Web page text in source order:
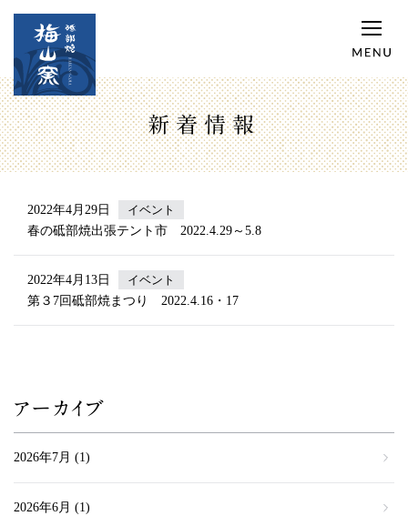
新着情報
2022年4月29日
イベント
春の砥部焼出張テント市 2022.4.29～5.8
2022年4月13日
イベント
第３7回砥部焼まつり 2022.4.16・17
アーカイブ
2026年7月 (1)
2026年6月 (1)